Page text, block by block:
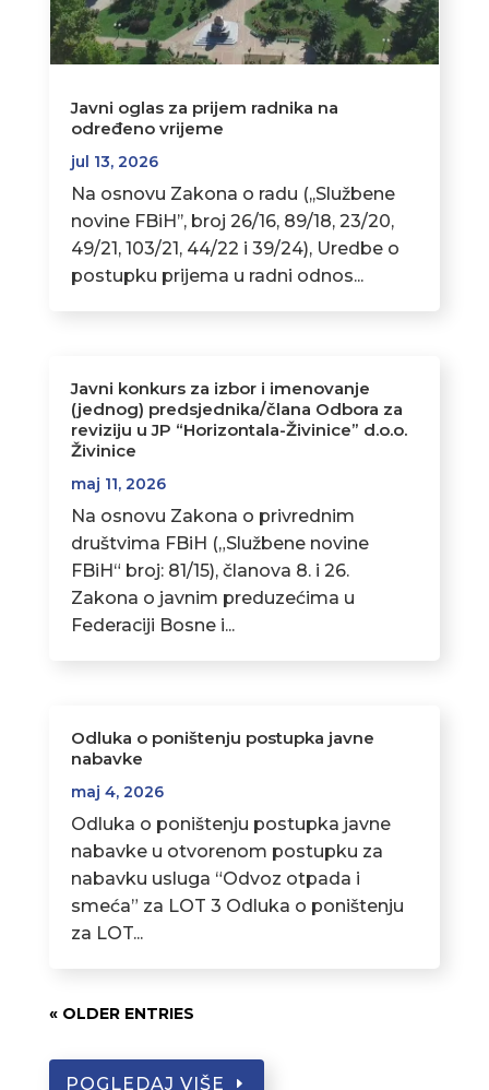
Javni oglas za prijem radnika na
određeno vrijeme
jul 13, 2026
Na osnovu Zakona o radu (,,Službene
novine FBiH’’, broj 26/16, 89/18, 23/20,
49/21, 103/21, 44/22 i 39/24), Uredbe o
postupku prijema u radni odnos...
Javni konkurs za izbor i imenovanje
(jednog) predsjednika/člana Odbora za
reviziju u JP “Horizontala-Živinice” d.o.o.
Živinice
maj 11, 2026
Na osnovu Zakona o privrednim
društvima FBiH („Službene novine
FBiH“ broj: 81/15), članova 8. i 26.
Zakona o javnim preduzećima u
Federaciji Bosne i...
Odluka o poništenju postupka javne
nabavke
maj 4, 2026
Odluka o poništenju postupka javne
nabavke u otvorenom postupku za
nabavku usluga “Odvoz otpada i
smeća” za LOT 3 Odluka o poništenju
za LOT...
« OLDER ENTRIES
POGLEDAJ VIŠE